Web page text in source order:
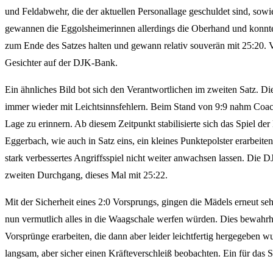
und Feldabwehr, die der aktuellen Personallage geschuldet sind,
gewannen die Eggolsheimerinnen allerdings die Oberhand und
zum Ende des Satzes halten und gewann relativ souverän mit
Gesichter auf der DJK-Bank.
Ein ähnliches Bild bot sich den Verantwortlichen im zweiten Satz.
immer wieder mit Leichtsinnsfehlern. Beim Stand von 9:9 nahm
Lage zu erinnern. Ab diesem Zeitpunkt stabilisierte sich das Spiel
Eggerbach, wie auch in Satz eins, ein kleines Punktepolster
stark verbessertes Angriffsspiel nicht weiter anwachsen lassen. Die
zweiten Durchgang, dieses Mal mit 25:22.
Mit der Sicherheit eines 2:0 Vorsprungs, gingen die Mädels erneut
nun vermutlich alles in die Waagschale werfen würden. Dies
Vorsprünge erarbeiten, die dann aber leider leichtfertig hergegeben
langsam, aber sicher einen Kräfteverschleiß beobachten. Ein für